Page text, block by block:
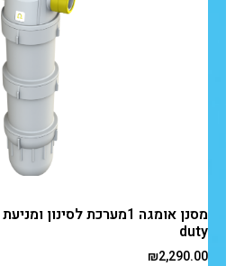
duty
₪2,290.00